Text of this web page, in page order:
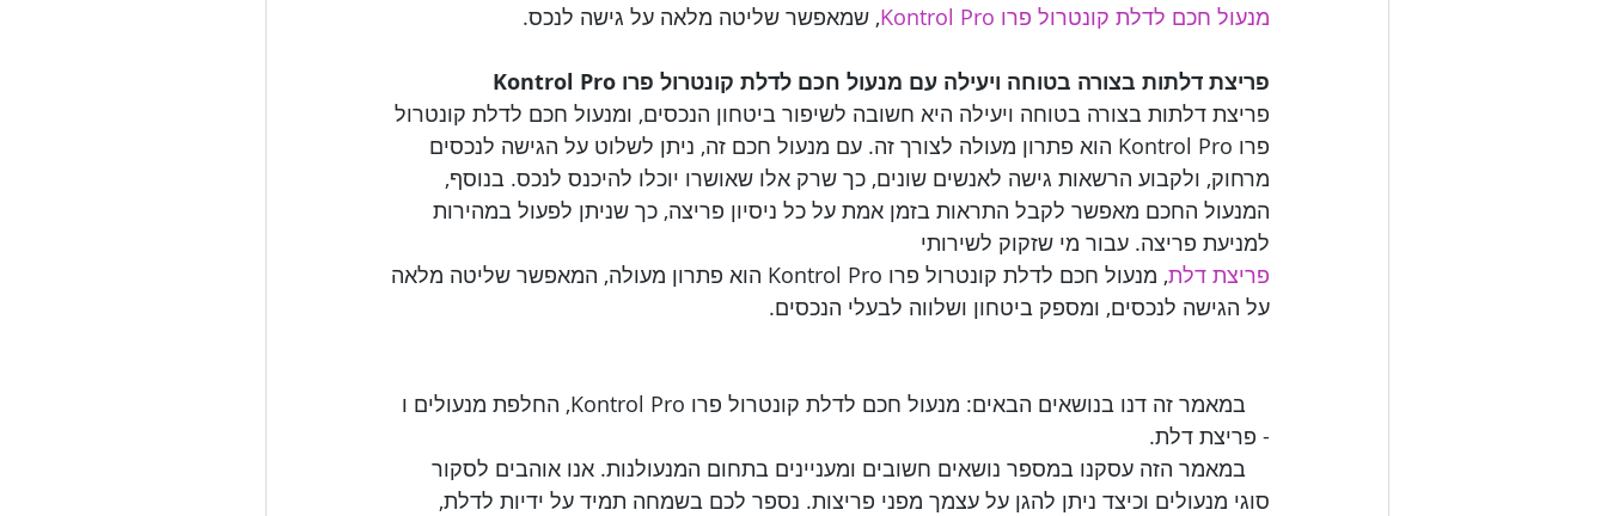
מנעול חכם לדלת קונטרול פרו Kontrol Pro
, שמאפשר שליטה מלאה על גישה לנכס.
פריצת דלתות בצורה בטוחה ויעילה עם מנעול חכם לדלת קונטרול פרו Kontrol Pro
פריצת דלתות בצורה בטוחה ויעילה היא חשובה לשיפור ביטחון הנכסים, ומנעול חכם לדלת קונטרול
פרו Kontrol Pro הוא פתרון מעולה לצורך זה. עם מנעול חכם זה, ניתן לשלוט על הגישה לנכסים
מרחוק, ולקבוע הרשאות גישה לאנשים שונים, כך שרק אלו שאושרו יוכלו להיכנס לנכס. בנוסף,
המנעול החכם מאפשר לקבל התראות בזמן אמת על כל ניסיון פריצה, כך שניתן לפעול במהירות
למניעת פריצה. עבור מי שזקוק לשירותי
פריצת דלת
, מנעול חכם לדלת קונטרול פרו Kontrol Pro הוא פתרון מעולה, המאפשר שליטה מלאה
על הגישה לנכסים, ומספק ביטחון ושלווה לבעלי הנכסים.
    במאמר זה דנו בנושאים הבאים: מנעול חכם לדלת קונטרול פרו Kontrol Pro, החלפת מנעולים ו
    במאמר הזה עסקנו במספר נושאים חשובים ומעניינים בתחום המנעולנות. אנו אוהבים לסקור
סוגי מנעולים וכיצד ניתן להגן על עצמך מפני פריצות. נספר לכם בשמחה תמיד על ידיות לדלת,